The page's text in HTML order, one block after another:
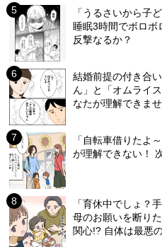
「うるさいから子
睡眠3時間でボロ
反撃なるか？
結婚前提の付き合
ん」と「オムライ
なたが理解できませ
「自転車借りたよ
が理解できない！
「育休中でしょ？
母のお願いを断り
関心!? 自体は最悪